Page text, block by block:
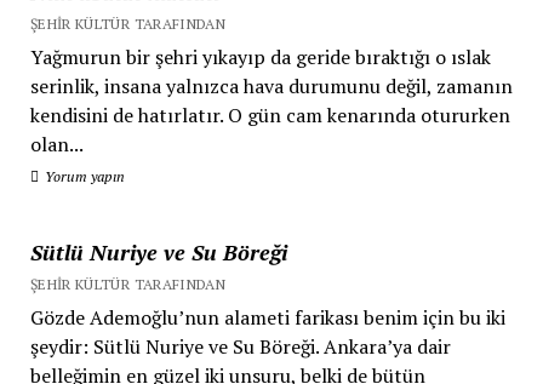
ŞEHIR KÜLTÜR TARAFINDAN
Yağmurun bir şehri yıkayıp da geride bıraktığı o ıslak
serinlik, insana yalnızca hava durumunu değil, zamanın
kendisini de hatırlatır. O gün cam kenarında otururken
olan...
Yorum yapın
Sütlü Nuriye ve Su Böreği
ŞEHIR KÜLTÜR TARAFINDAN
Gözde Ademoğlu’nun alameti farikası benim için bu iki
şeydir: Sütlü Nuriye ve Su Böreği. Ankara’ya dair
belleğimin en güzel iki unsuru, belki de bütün